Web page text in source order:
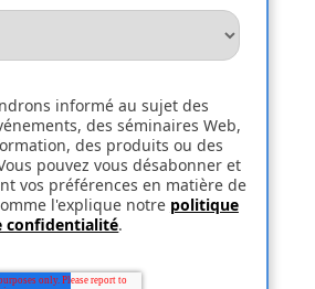
informé au sujet des
des séminaires Web,
des produits ou des
pouvez vous désabonner et
vos préférences en matière de
l'explique notre politique
confidentialité.